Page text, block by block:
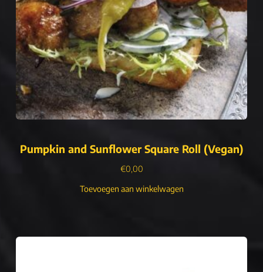
Pumpkin and Sunflower Square Roll (Vegan)
€0,00
Toevoegen aan winkelwagen